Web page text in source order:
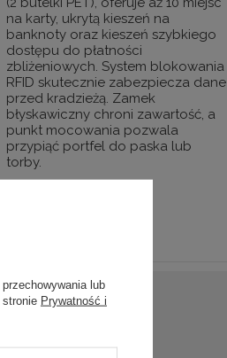
na karty, ukrytą kieszeń na
banknoty oraz kieszeń szybkiego
dostępu do płatności
zbliżeniowych. System blokowania
RFID skutecznie zabezpiecza dane
przed kradzieżą. Zamek
błyskawiczny chroni zawartość, a
punkt mocowania pozwala
przypiąć portfel do paska lub
torby.
lub
Prywatność i